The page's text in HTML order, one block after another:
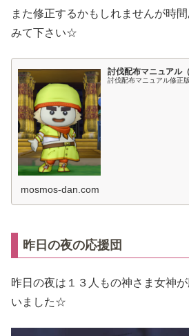
また修正するかもしれませんが時
みて下さい☆
討伐配布マニュアル
討伐配布マニュアル修正
mosmos-dan.com
昨日の夜の応援団
昨日の夜は１３人もの神さま女神
いました☆